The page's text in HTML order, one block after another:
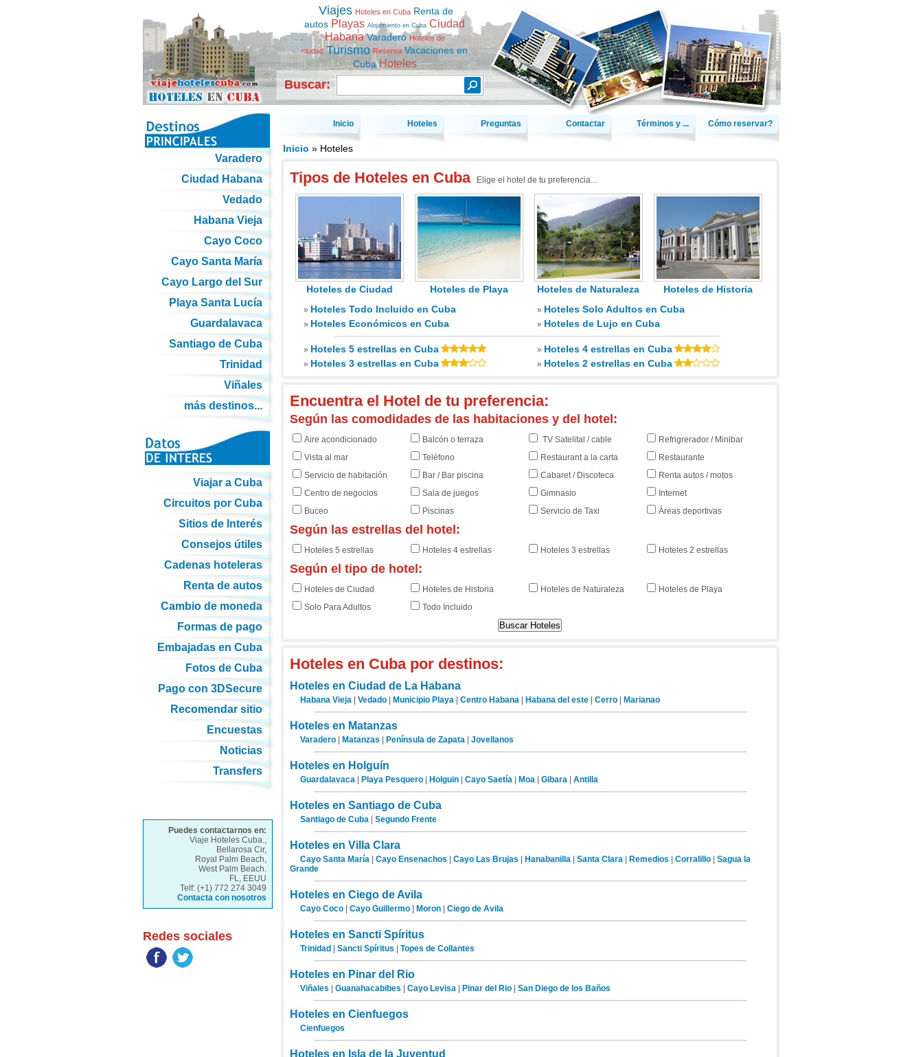
Viajes Hoteles en Cuba Renta de
autos Playas Alojamiento en Cuba Ciudad
Habana Varadero Hoteles de
ciudad Turismo Reserva Vacaciones en
Cuba Hoteles
Buscar:
Inicio Hoteles Preguntas Contactar Términos y ... Cómo reservar?
Inicio » Hoteles
Tipos de Hoteles en Cuba Elige el hotel de tu preferencia...
Hoteles de Ciudad Hoteles de Playa Hoteles de Naturaleza Hoteles de Historia
» Hoteles Todo Incluido en Cuba » Hoteles Solo Adultos en Cuba
» Hoteles Económicos en Cuba » Hoteles de Lujo en Cuba
» Hoteles 5 estrellas en Cuba » Hoteles 4 estrellas en Cuba
» Hoteles 3 estrellas en Cuba » Hoteles 2 estrellas en Cuba
Encuentra el Hotel de tu preferencia:
Según las comodidades de las habitaciones y del hotel:
Aire acondicionado Balcón o terraza TV Satelital / cable
Refrigrerador / Minibar
Vista al mar
Teléfono Restaurant a la carta
Restaurante
Servicio de habitación
Bar / Bar piscina Cabaret / Discoteca
Renta autos / motos
Centro de negocios
Sala de juegos Gimnasio
Internet
Buceo
Piscinas Servicio de Taxi Áreas deportivas
Según las estrellas del hotel:
Hoteles 5 estrellas Hoteles 4 estrellas Hoteles 3 estrellas Hoteles 2 estrellas
Según el tipo de hotel:
Hoteles de Ciudad Hoteles de Historia Hoteles de Naturaleza
Hoteles de Playa
Solo Para Adultos
Todo Incluido
Hoteles en Cuba por destinos:
Hoteles en Ciudad de La Habana
Habana Vieja| Vedado| Municipio Playa| Centro Habana| Habana del este| Cerro| Marianao
Hoteles en Matanzas
Varadero| Matanzas Península de Zapata| Jovellanos
Hoteles en Holguín
Guardalavaca| Playa Pesquero| Holguin| Cayo Saetía| Moa| Gibara| Antilla
Hoteles en Santiago de Cuba
Santiago de Cuba| Segundo Frente
Hoteles en Villa Clara
Cayo Santa María| Cayo Ensenachos Cayo Las Brujas Hanabanilla| Santa Clara| Remedios Corralillo| Sagua la
Grande
Hoteles en Ciego de Avila
Cayo Coco| Cayo Guillermo| Moron| Ciego de Avila
Hoteles en Sancti Spíritus
Trinidad Sancti Spíritus Topes de Collantes
Hoteles en Pinar del Rio
Viñales Guanahacabibes Cayo Levisa| Pinar del Rio| San Diego de los Baños
Hoteles en Cienfuegos
Cienfuegos
Hoteles en Isla de la Juventud
Varadero
Ciudad Habana
Vedado
Habana Vieja
Cayo Coco
Cayo Santa María
Cayo Largo del Sur
Playa Santa Lucía
Guardalavaca
Santiago de Cuba
Trinidad
Viñales
más destinos...
Viajar a Cuba
Circuitos por Cuba
Sitios de Interés
Consejos útiles
Cadenas hoteleras
Renta de autos
Cambio de moneda
Formas de pago
Embajadas en Cuba
Fotos de Cuba
Pago con 3DSecure
Recomendar sitio
Encuestas
Noticias
Transfers
Puedes contactarnos en:
Viaje Hoteles Cuba.,
Bellarosa Cir,
Royal Palm Beach,
West Palm Beach.
FL, EEUU
Telf: (+1) 772 274 3049
Contacta con nosotros
Redes sociales